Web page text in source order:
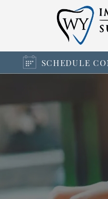
SCHEDULE